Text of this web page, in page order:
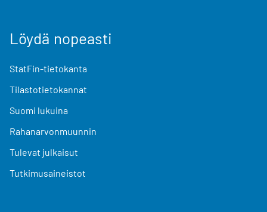
Löydä nopeasti
StatFin-tietokanta
Tilastotietokannat
Suomi lukuina
Rahanarvonmuunnin
Tulevat julkaisut
Tutkimusaineistot